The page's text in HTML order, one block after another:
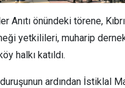
Anıtı önündeki törene,
yetkilileri, muharip
halkı katıldı.
ardından İstiklal